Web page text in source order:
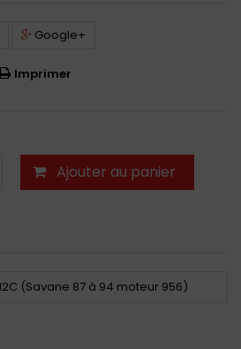
Google+
Imprimer
Ajouter au panier
(Savane 87 à 94 moteur 956)